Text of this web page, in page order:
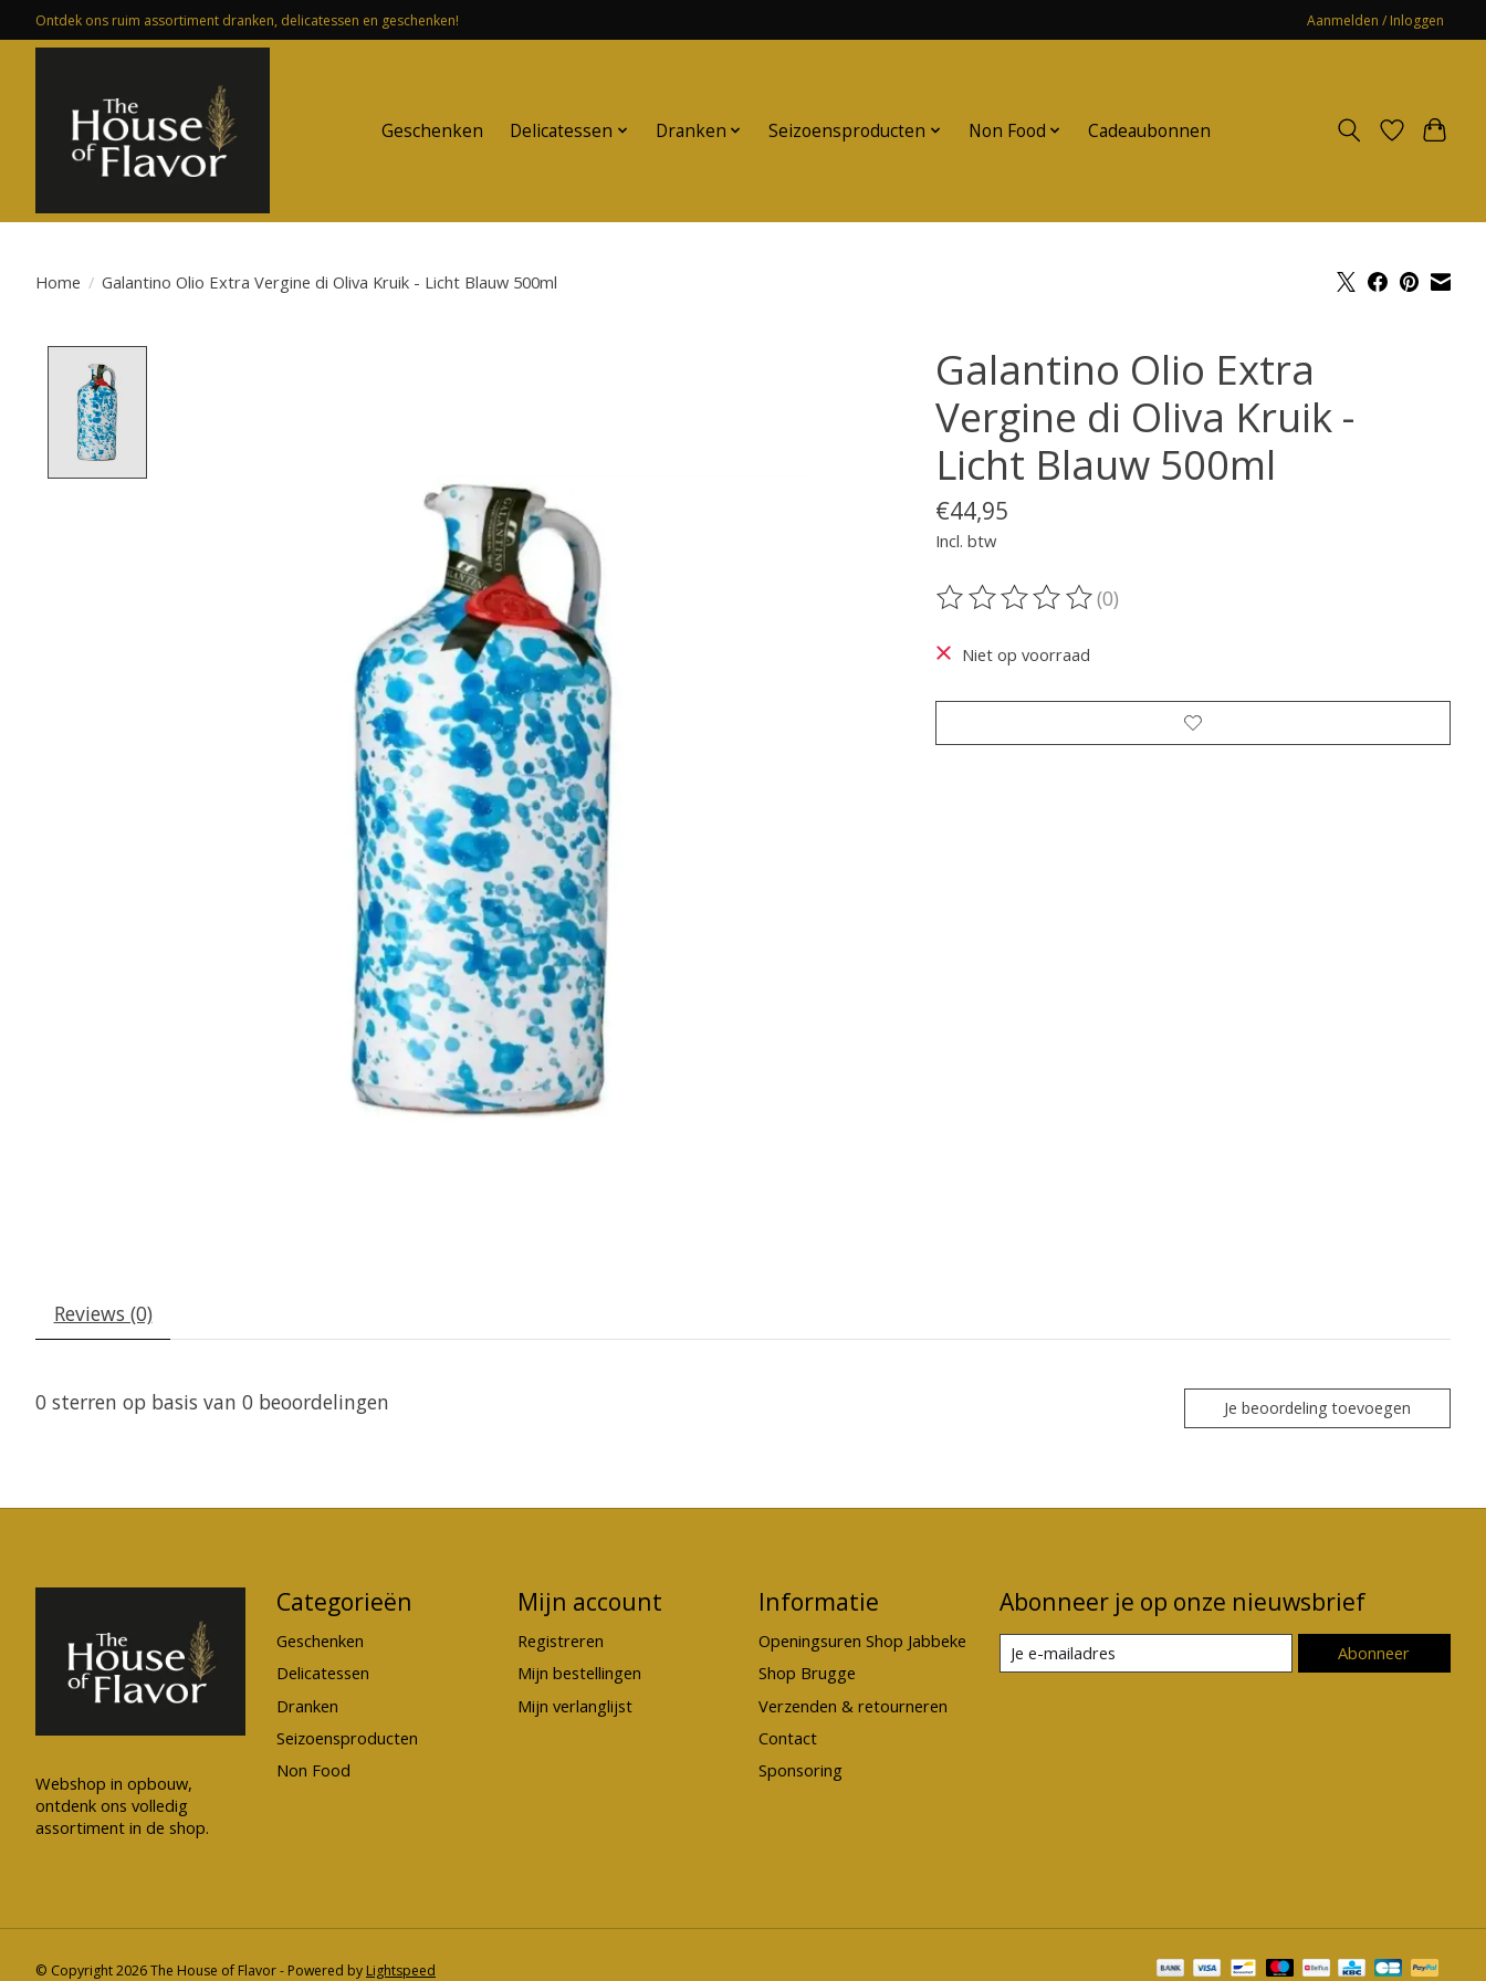
Ontdek ons ruim assortiment dranken, delicatessen en geschenken! Aanmelden / Inloggen
Geschenken Delicatessen Dranken Seizoensproducten Non Food Cadeaubonnen
Home / Galantino Olio Extra Vergine di Oliva Kruik - Licht Blauw 500ml
Galantino Olio Extra
Vergine di Oliva Kruik -
Licht Blauw 500ml
€44,95
Incl. btw
De beoordeling van dit product is
(0)
Niet op voorraad
Reviews (0)
0 sterren op basis van 0 beoordelingen Je beoordeling toevoegen
Webshop in opbouw,
ontdenk ons volledig
assortiment in de shop.
Categorieën
Geschenken
Delicatessen
Dranken
Seizoensproducten
Non Food
Mijn account
Registreren
Mijn bestellingen
Mijn verlanglijst
Informatie
Openingsuren Shop Jabbeke
Shop Brugge
Verzenden & retourneren
Contact
Sponsoring
Abonneer je op onze nieuwsbrief
Abonneer
© Copyright 2026 The House of Flavor - Powered by Lightspeed